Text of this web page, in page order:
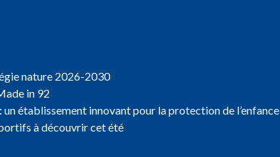
nature 2026-2030
in 92
un établissement innovant pour la protection de l’enfance
à découvrir cet été